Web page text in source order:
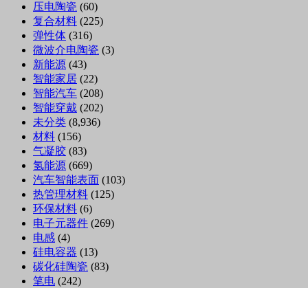
压电陶瓷 (60)
复合材料 (225)
弹性体 (316)
微波介电陶瓷 (3)
新能源 (43)
智能家居 (22)
智能汽车 (208)
智能穿戴 (202)
未分类 (8,936)
材料 (156)
气凝胶 (83)
氢能源 (669)
汽车智能表面 (103)
热管理材料 (125)
环保材料 (6)
电子元器件 (269)
电感 (4)
硅电容器 (13)
碳化硅陶瓷 (83)
笔电 (242)